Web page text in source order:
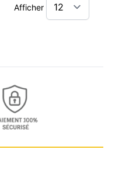
Afficher